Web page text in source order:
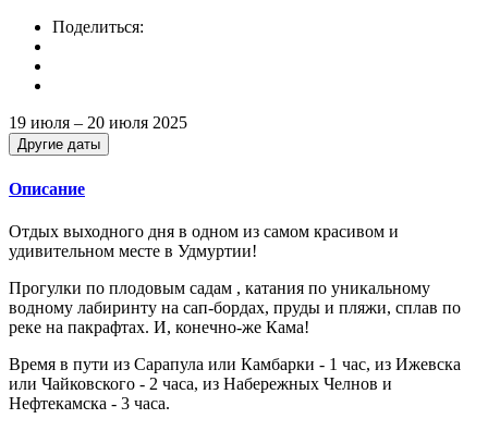
Поделиться:
19 июля – 20 июля 2025
Другие даты
Описание
Отдых выходного дня в одном из самом красивом и
удивительном месте в Удмуртии!
Прогулки по плодовым садам , катания по уникальному
водному лабиринту на сап-бордах, пруды и пляжи, сплав по
реке на пакрафтах. И, конечно-же Кама!
Время в пути из Сарапула или Камбарки - 1 час, из Ижевска
или Чайковского - 2 часа, из Набережных Челнов и
Нефтекамска - 3 часа.